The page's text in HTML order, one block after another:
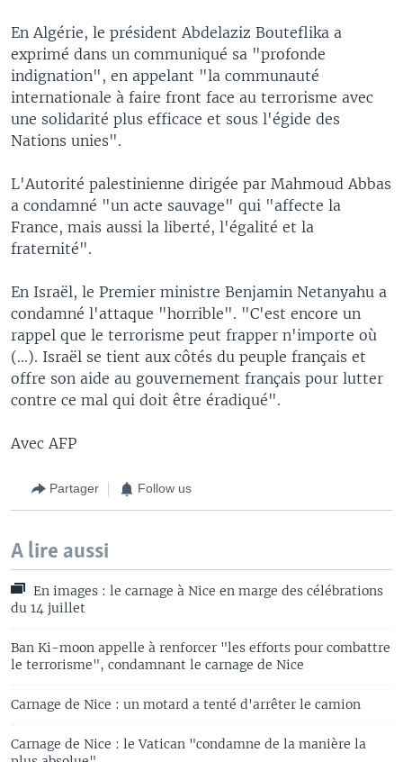
En Algérie, le président Abdelaziz Bouteflika a
exprimé dans un communiqué sa "profonde
indignation", en appelant "la communauté
internationale à faire front face au terrorisme avec
une solidarité plus efficace et sous l'égide des
Nations unies".
L'Autorité palestinienne dirigée par Mahmoud Abbas
a condamné "un acte sauvage" qui "affecte la
France, mais aussi la liberté, l'égalité et la
fraternité".
En Israël, le Premier ministre Benjamin Netanyahu a
condamné l'attaque "horrible". "C'est encore un
rappel que le terrorisme peut frapper n'importe où
(...). Israël se tient aux côtés du peuple français et
offre son aide au gouvernement français pour lutter
contre ce mal qui doit être éradiqué".
Avec AFP
Partager Follow us
A lire aussi
En images : le carnage à Nice en marge des célébrations
du 14 juillet
Ban Ki-moon appelle à renforcer "les efforts pour combattre
le terrorisme", condamnant le carnage de Nice
Carnage de Nice : un motard a tenté d'arrêter le camion
Carnage de Nice : le Vatican "condamne de la manière la